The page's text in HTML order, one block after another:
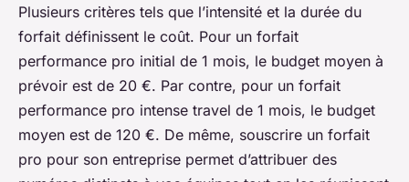
Plusieurs critères tels que l’intensité et la durée du
forfait définissent le coût. Pour un forfait
performance pro initial de 1 mois, le budget moyen à
prévoir est de 20 €. Par contre, pour un forfait
performance pro intense travel de 1 mois, le budget
moyen est de 120 €. De même, souscrire un forfait
pro pour son entreprise permet d’attribuer des